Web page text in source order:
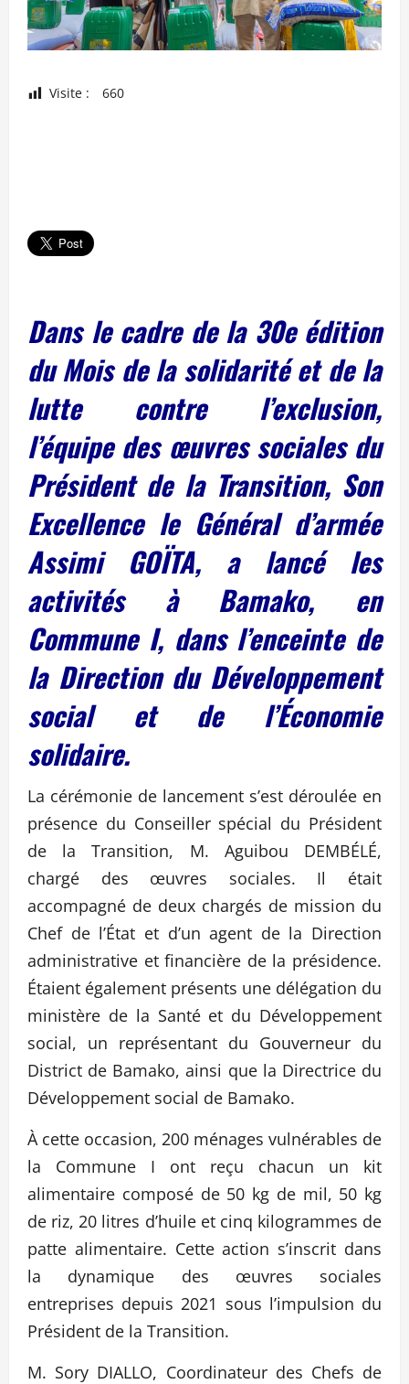
Visite : 660
Dans le cadre de la 30e édition
du Mois de la solidarité et de la
lutte contre l’exclusion,
l’équipe des œuvres sociales du
Président de la Transition, Son
Excellence le Général d’armée
Assimi GOÏTA, a lancé les
activités à Bamako, en
Commune I, dans l’enceinte de
la Direction du Développement
social et de l’Économie
solidaire.
La cérémonie de lancement s’est déroulée en
présence du Conseiller spécial du Président
de la Transition, M. Aguibou DEMBÉLÉ,
chargé des œuvres sociales. Il était
accompagné de deux chargés de mission du
Chef de l’État et d’un agent de la Direction
administrative et financière de la présidence.
Étaient également présents une délégation du
ministère de la Santé et du Développement
social, un représentant du Gouverneur du
District de Bamako, ainsi que la Directrice du
Développement social de Bamako.
À cette occasion, 200 ménages vulnérables de
la Commune I ont reçu chacun un kit
alimentaire composé de 50 kg de mil, 50 kg
de riz, 20 litres d’huile et cinq kilogrammes de
patte alimentaire. Cette action s’inscrit dans
la dynamique des œuvres sociales
entreprises depuis 2021 sous l’impulsion du
Président de la Transition.
M. Sory DIALLO, Coordinateur des Chefs de